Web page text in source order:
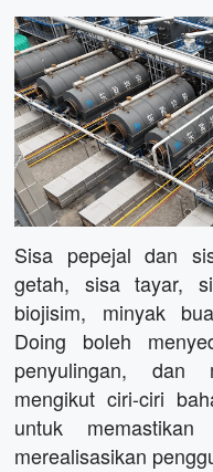
Sisa pepejal dan
getah, sisa tayar,
biojisim, minyak
Doing boleh
penyulingan, dan
mengikut ciri-ciri
untuk
merealisasikan